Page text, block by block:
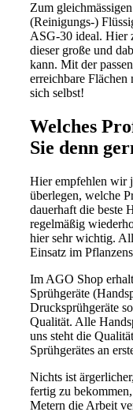
Zum
(Reinigungs-)
ASG-30 ideal. Hier
dieser große und
kann. Mit der
erreichbare Flächen
sich selbst!
Welches
Sie denn
Hier empfehlen wir
überlegen, welche
dauerhaft die beste
regelmäßig
hier sehr wichtig.
Einsatz im
Im AGO Shop
Sprühgeräte
Drucksprühgeräte
Qualität. Alle
uns steht die
Sprühgerätes an
Nichts ist
fertig zu
Metern die Arbeit